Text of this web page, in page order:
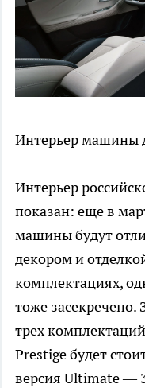
Интерьер машины
Интерьер
показан: еще в
машины будут
декором и
комплектациях,
тоже засекречено.
трех
Prestige будет
версия Ultimate —